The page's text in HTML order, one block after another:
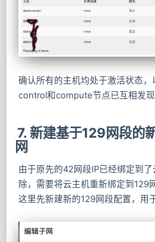
确认所有的主机均处于激活状态
control和compute节点已互相发现
7. 新建基于129网段的
网
由于原先的42网段IP已经绑定到
除，需要将云主机重新绑定到129
这里先新建新的129网段配置，用